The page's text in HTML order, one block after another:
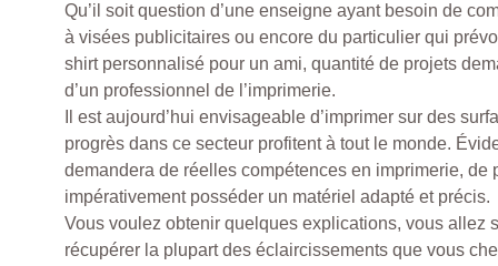
Qu’il soit question d’une enseigne ayant besoin de
à visées publicitaires ou encore du particulier qui
shirt personnalisé pour un ami, quantité de projets
d’un professionnel de l’imprimerie.
Il est aujourd’hui envisageable d’imprimer sur des
progrès dans ce secteur profitent à tout le monde.
demandera de réelles compétences en imprimerie, de
impérativement posséder un matériel adapté et précis.
Vous voulez obtenir quelques explications, vous allez
récupérer la plupart des éclaircissements que vous